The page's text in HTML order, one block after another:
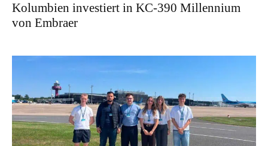
Kolumbien investiert in KC-390 Millennium
von Embraer